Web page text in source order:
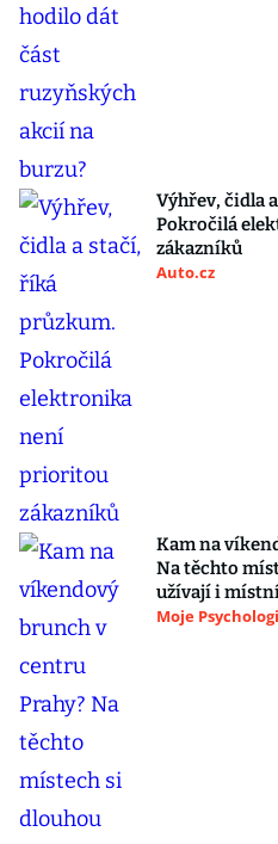
Výhřev, čidla
Pokročilá
zákazníků
Auto.cz
Kam na
Na těchto
užívají i
Moje